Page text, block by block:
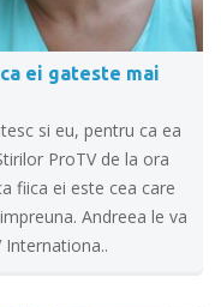
ei gateste mai
si eu, pentru ca ea
ProTV de la ora
fiica ei este cea care
Andreea le va